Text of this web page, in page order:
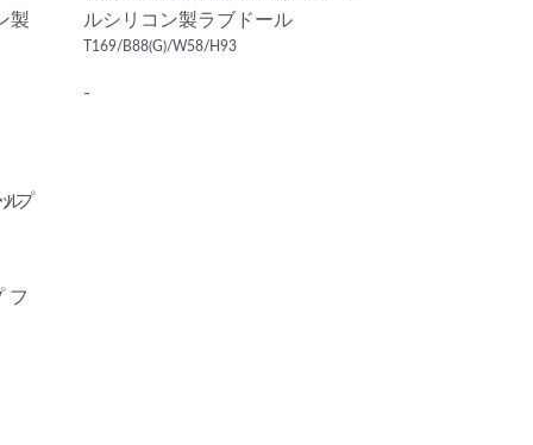
製
ルシリコン製ラブドール
T169/B88(G)/W58/H93
-
フ